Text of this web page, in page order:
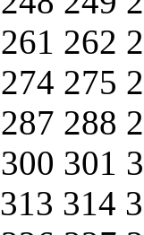
261 262
274 275
287 288
300 301
313 314